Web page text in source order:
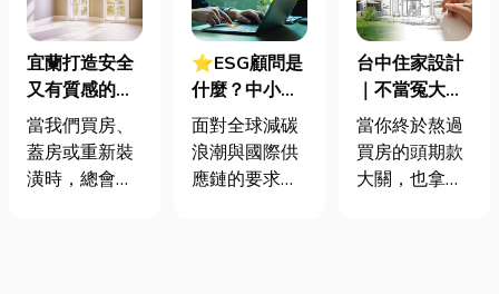
宜蘭打造安全
又有質感的
家，從專業門
窗開始
當我們買房、
蓋房或重新裝
潢時，總會把
⭐ESG顧問是
什麼？中小企
業挑選四大永
續顧問服務的
實用指南
面對全球減碳
浪潮與國際供
應鏈的要求，
台中住家設計
｜不當冤大
頭！教你新家
該如何聰明裝
潢！
當你終於熬過
買房的頭期款
大關，也拿到